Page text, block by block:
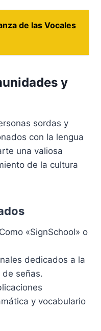
de las Vocales
y
sordas y
con la lengua
una valiosa
de la cultura
Como «SignSchool» o
dedicados a la
de señas.
y vocabulario